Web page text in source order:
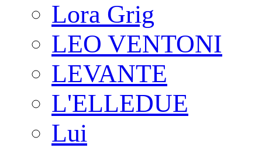
Lora Grig
LEO VENTONI
LEVANTE
L'ELLEDUE
Lui